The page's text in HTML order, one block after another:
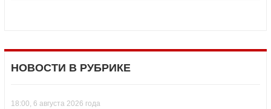
НОВОСТИ В РУБРИКЕ
18:00, 6 августа 2026 года